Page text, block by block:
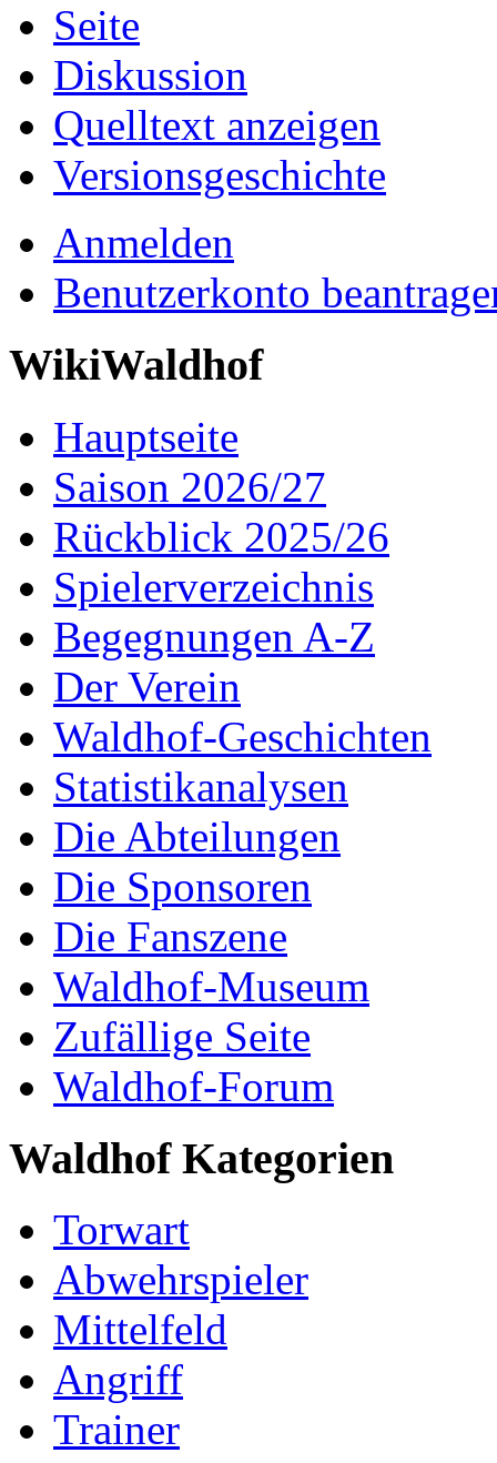
Seite
Diskussion
Quelltext anzeigen
Versionsgeschichte
Anmelden
Benutzerkonto
WikiWaldhof
Hauptseite
Saison 2026/27
Rückblick 2025/26
Spielerverzeichnis
Begegnungen A-Z
Der Verein
Waldhof-Geschichten
Statistikanalysen
Die Abteilungen
Die Sponsoren
Die Fanszene
Waldhof-Museum
Zufällige Seite
Waldhof-Forum
Waldhof Kategorien
Torwart
Abwehrspieler
Mittelfeld
Angriff
Trainer